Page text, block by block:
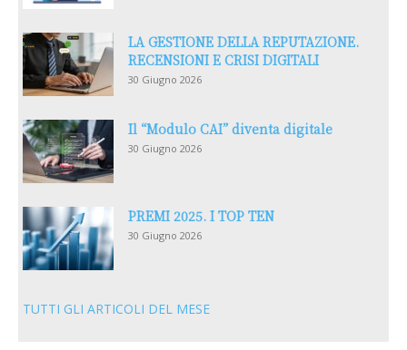
LA GESTIONE DELLA REPUTAZIONE.
RECENSIONI E CRISI DIGITALI
30 Giugno 2026
Il “Modulo CAI” diventa digitale
30 Giugno 2026
PREMI 2025. I TOP TEN
30 Giugno 2026
TUTTI GLI ARTICOLI DEL MESE